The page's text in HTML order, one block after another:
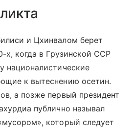
и Цхинвалом берет
х, когда в Грузинской ССР
националистические
к вытеснению осетин.
а позже первый президент
публично называл
который следует